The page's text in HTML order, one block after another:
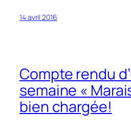
14 avril 2016
Compte rendu
semaine «
bien chargée!